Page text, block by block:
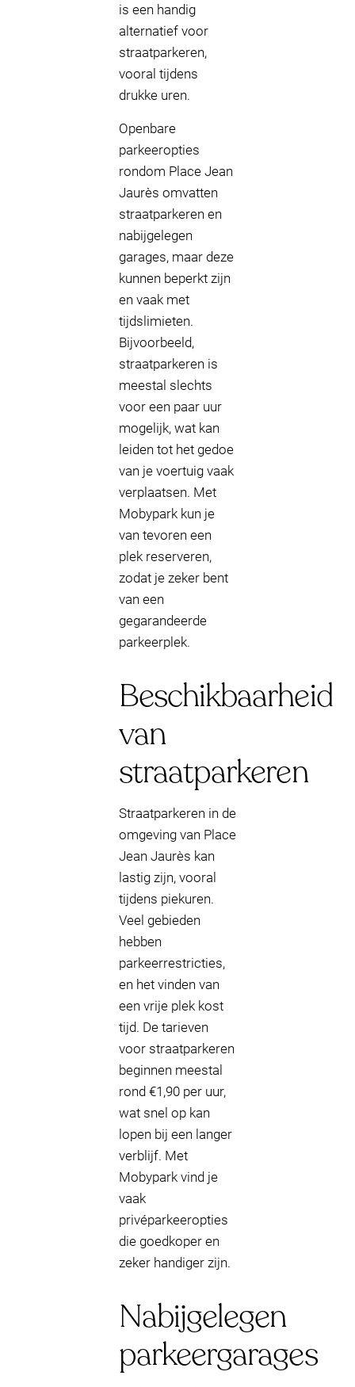
is een handig
alternatief voor
straatparkeren,
vooral tijdens
drukke uren.
Openbare
parkeeropties
rondom Place Jean
Jaurès omvatten
straatparkeren en
nabijgelegen
garages, maar deze
kunnen beperkt zijn
en vaak met
tijdslimieten.
Bijvoorbeeld,
straatparkeren is
meestal slechts
voor een paar uur
mogelijk, wat kan
leiden tot het gedoe
van je voertuig vaak
verplaatsen. Met
Mobypark kun je
van tevoren een
plek reserveren,
zodat je zeker bent
van een
gegarandeerde
parkeerplek.
Beschikbaarheid
van
straatparkeren
Straatparkeren in de
omgeving van Place
Jean Jaurès kan
lastig zijn, vooral
tijdens piekuren.
Veel gebieden
hebben
parkeerrestricties,
en het vinden van
een vrije plek kost
tijd. De tarieven
voor straatparkeren
beginnen meestal
rond €1,90 per uur,
wat snel op kan
lopen bij een langer
verblijf. Met
Mobypark vind je
vaak
privéparkeeropties
die goedkoper en
zeker handiger zijn.
Nabijgelegen
parkeergarages